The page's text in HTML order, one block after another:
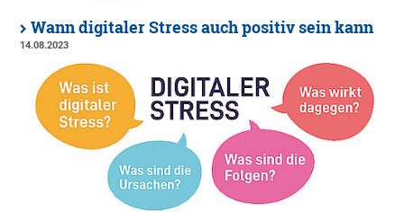
Wann digitaler Stress auch positiv sein kann
14.08.2023